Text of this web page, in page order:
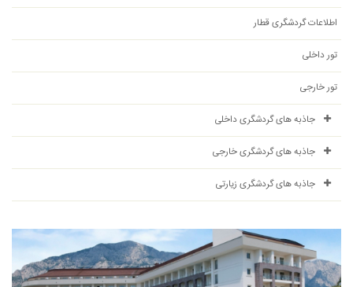
اطلاعات گردشگری قطار
تور داخلی
تور خارجی
جاذبه های گردشگری داخلی
جاذبه های گردشگری خارجی
جاذبه های گردشگری زیارتی